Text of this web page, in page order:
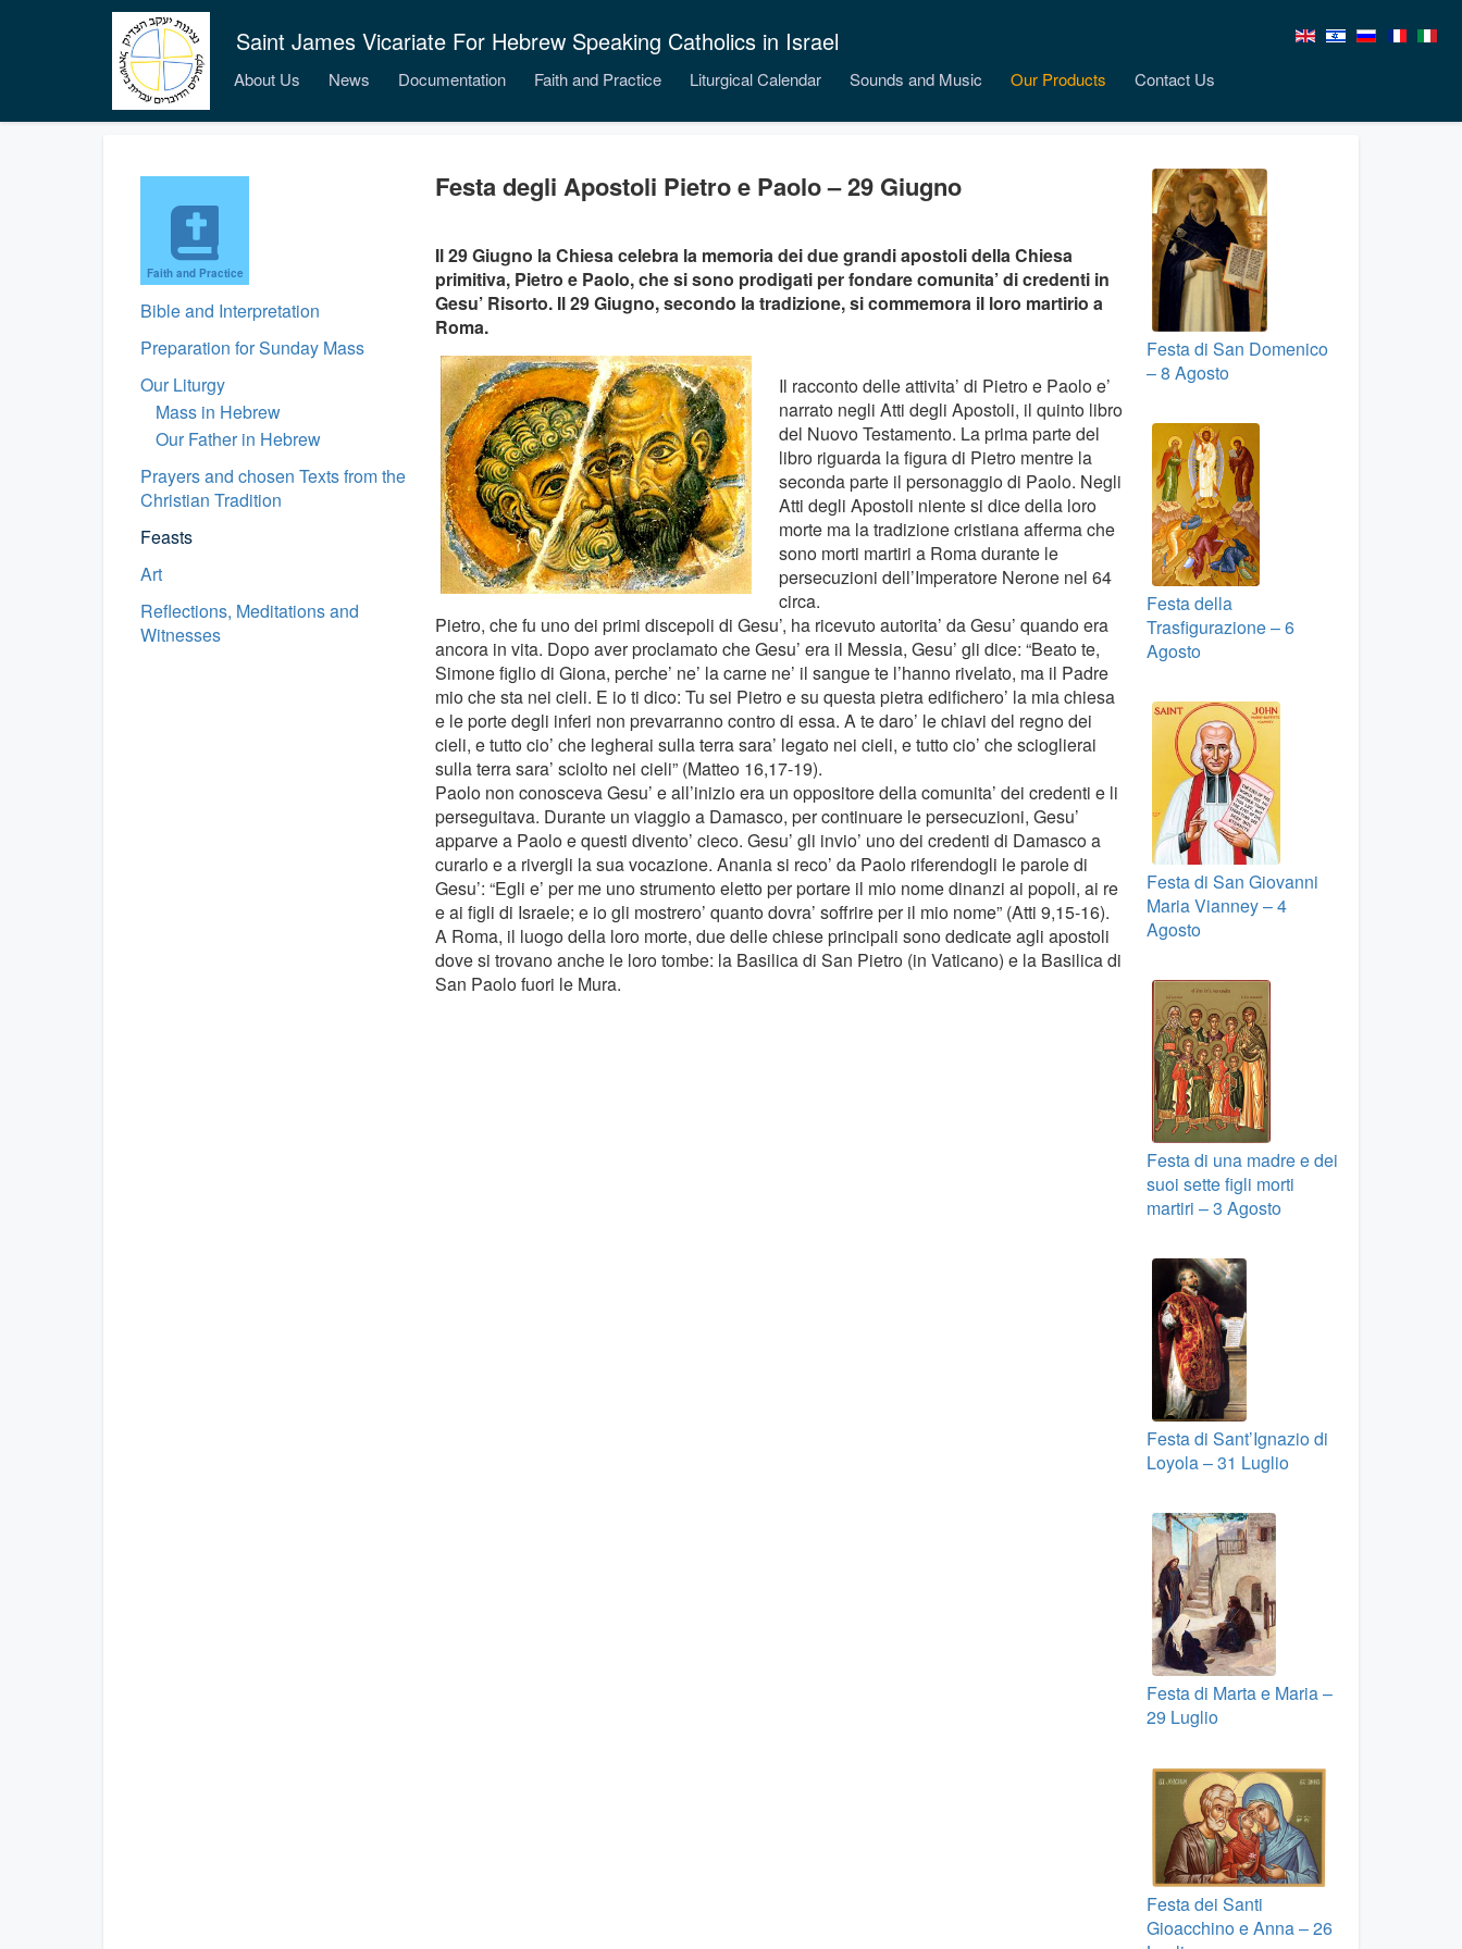
Saint James Vicariate For Hebrew Speaking Catholics in Israel
About Us News Documentation Faith and Practice Liturgical Calendar Sounds and Music Our Products Contact Us
Faith and Practice
Bible and Interpretation
Preparation for Sunday Mass
Our Liturgy
Mass in Hebrew
Our Father in Hebrew
Prayers and chosen Texts from the
Christian Tradition
Feasts
Art
Reflections, Meditations and
Witnesses
Festa degli Apostoli Pietro e Paolo – 29 Giugno
Il 29 Giugno la Chiesa celebra la memoria dei due grandi apostoli della Chiesa
primitiva, Pietro e Paolo, che si sono prodigati per fondare comunita’ di credenti in
Gesu’ Risorto. Il 29 Giugno, secondo la tradizione, si commemora il loro martirio a
Roma.
Il racconto delle attivita’ di Pietro e Paolo e’
narrato negli Atti degli Apostoli, il quinto libro
del Nuovo Testamento. La prima parte del
libro riguarda la figura di Pietro mentre la
seconda parte il personaggio di Paolo. Negli
Atti degli Apostoli niente si dice della loro
morte ma la tradizione cristiana afferma che
sono morti martiri a Roma durante le
persecuzioni dell’Imperatore Nerone nel 64
circa.
Pietro, che fu uno dei primi discepoli di Gesu’, ha ricevuto autorita’ da Gesu’ quando era
ancora in vita. Dopo aver proclamato che Gesu’ era il Messia, Gesu’ gli dice: “Beato te,
Simone figlio di Giona, perche’ ne’ la carne ne’ il sangue te l’hanno rivelato, ma il Padre
mio che sta nei cieli. E io ti dico: Tu sei Pietro e su questa pietra edifichero’ la mia chiesa
e le porte degli inferi non prevarranno contro di essa. A te daro’ le chiavi del regno dei
cieli, e tutto cio’ che legherai sulla terra sara’ legato nei cieli, e tutto cio’ che scioglierai
sulla terra sara’ sciolto nei cieli” (Matteo 16,17-19).
Paolo non conosceva Gesu’ e all’inizio era un oppositore della comunita’ dei credenti e li
perseguitava. Durante un viaggio a Damasco, per continuare le persecuzioni, Gesu’
apparve a Paolo e questi divento’ cieco. Gesu’ gli invio’ uno dei credenti di Damasco a
curarlo e a rivergli la sua vocazione. Anania si reco’ da Paolo riferendogli le parole di
Gesu’: “Egli e’ per me uno strumento eletto per portare il mio nome dinanzi ai popoli, ai re
e ai figli di Israele; e io gli mostrero’ quanto dovra’ soffrire per il mio nome” (Atti 9,15-16).
A Roma, il luogo della loro morte, due delle chiese principali sono dedicate agli apostoli
dove si trovano anche le loro tombe: la Basilica di San Pietro (in Vaticano) e la Basilica di
San Paolo fuori le Mura.
Festa di San Domenico
– 8 Agosto
Festa della
Trasfigurazione – 6
Agosto
Festa di San Giovanni
Maria Vianney – 4
Agosto
Festa di una madre e dei
suoi sette figli morti
martiri – 3 Agosto
Festa di Sant’Ignazio di
Loyola – 31 Luglio
Festa di Marta e Maria –
29 Luglio
Festa dei Santi
Gioacchino e Anna – 26